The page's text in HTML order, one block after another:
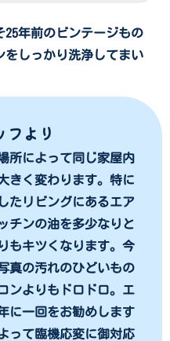
25年前のビンテージもの
しっかり洗浄してまい
フより
所によって同じ家屋内
きく変わります。特に
たリビングにあるエア
チンの油を多少なりと
もキツくなります。今
真の汚れのひどいもの
ンよりもドロドロ。エ
に一回をお勧めします
って臨機応変に御対応